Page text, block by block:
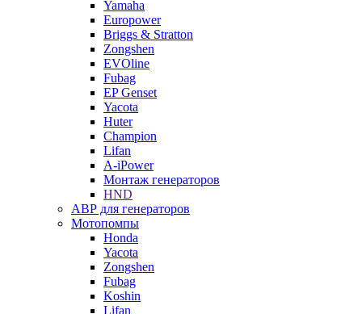
Yamaha
Europower
Briggs & Stratton
Zongshen
EVOline
Fubag
EP Genset
Yacota
Huter
Champion
Lifan
A-iPower
Монтаж генераторов
HND
АВР для генераторов
Мотопомпы
Honda
Yacota
Zongshen
Fubag
Koshin
Lifan